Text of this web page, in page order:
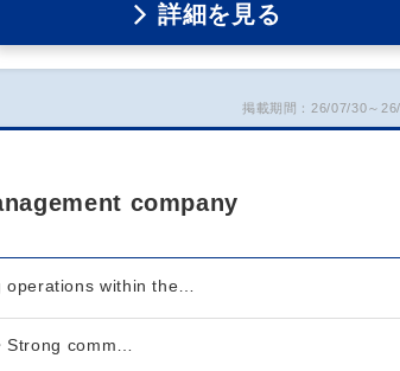
詳細を見る
掲載期間：26/07/30～
company
within the…
Strong comm…